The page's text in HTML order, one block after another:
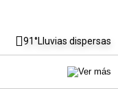
91°Lluvias dispersas